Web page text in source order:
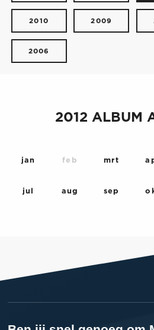
2010 2009
2006
2012 ALBUM
jan feb mrt
jul aug sep